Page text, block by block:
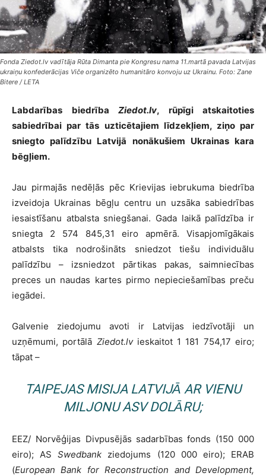
Fonda Ziedot.lv vadītāja Rūta Dimanta pie Kongresu nama 11.martā pavada Latvijas
ukraiņu konfederācijas Viče organizēto humanitāro konvoju uz Ukrainu. Foto: Zane
Bitere / LETA
Labdarības biedrība Ziedot.lv, rūpīgi atskaitoties
sabiedrībai par tās uzticētajiem līdzekļiem, ziņo par
sniegto palīdzību Latvijā nonākušiem Ukrainas kara
bēgļiem.
Jau pirmajās nedēļās pēc Krievijas iebrukuma biedrība
izveidoja Ukrainas bēgļu centru un uzsāka sabiedrības
iesaistīšanu atbalsta sniegšanai. Gada laikā palīdzība ir
sniegta 2 574 845,31 eiro apmērā. Visapjomīgākais
atbalsts tika nodrošināts sniedzot tiešu individuālu
palīdzību – izsniedzot pārtikas pakas, saimniecības
preces un naudas kartes pirmo nepieciešamības preču
iegādei.
Galvenie ziedojumu avoti ir Latvijas iedzīvotāji un
uzņēmumi, portālā Ziedot.lvieskaitot 1 181 754,17 eiro;
tāpat –
TAIPEJAS MISIJA LATVIJĀ AR VIENU
MILJONU ASV DOLĀRU;
EEZ/ Norvēģijas Divpusējās sadarbības fonds (150 000
eiro); ASSwedbank ziedojums (120 000 eiro); ERAB
(European Bank for Reconstruction and Development,